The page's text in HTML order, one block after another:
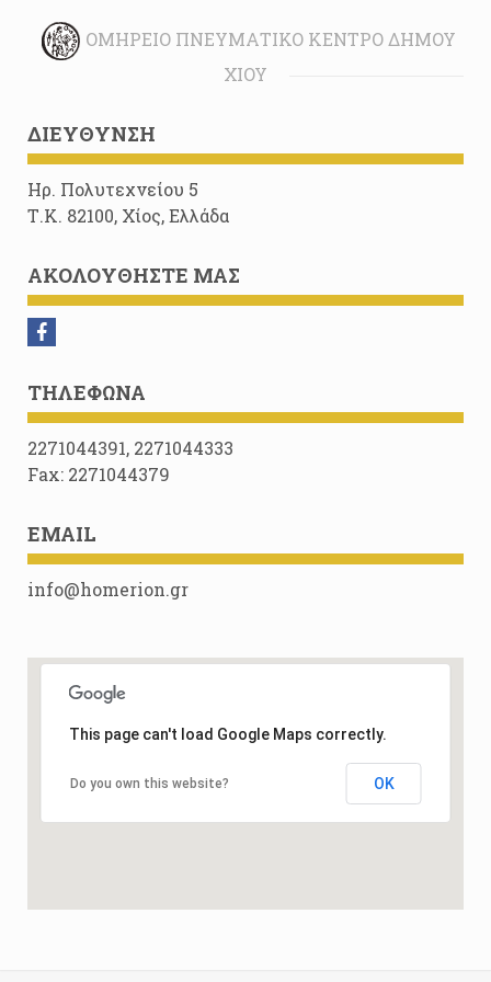
ΟΜΉΡΕΙΟ ΠΝΕΥΜΑΤΙΚΌ ΚΈΝΤΡΟ ΔΉΜΟΥ
ΧΊΟΥ
ΔΙΕΎΘΥΝΣΗ
Ηρ. Πολυτεχνείου 5
Τ.Κ. 82100, Χίος, Ελλάδα
ΑΚΟΛΟΥΘΉΣΤΕ ΜΑΣ
ΤΗΛΈΦΩΝΑ
2271044391, 2271044333
Fax: 2271044379
EMAIL
info@homerion.gr
This page can't load Google Maps correctly.
Do you own this website? OK